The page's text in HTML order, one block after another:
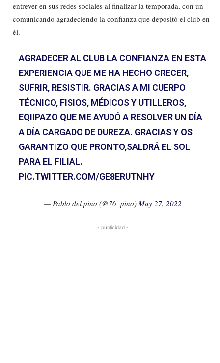
entrever en sus redes sociales al finalizar la temporada, con un
comunicando agradeciendo la confianza que depositó el club en
él.
AGRADECER AL CLUB LA CONFIANZA EN ESTA
EXPERIENCIA QUE ME HA HECHO CRECER,
SUFRIR, RESISTIR. GRACIAS A MI CUERPO
TÉCNICO, FISIOS, MÉDICOS Y UTILLEROS,
EQIIPAZO QUE ME AYUDÓ A RESOLVER UN DÍA
A DÍA CARGADO DE DUREZA. GRACIAS Y OS
GARANTIZO QUE PRONTO,SALDRÁ EL SOL
PARA EL FILIAL.
PIC.TWITTER.COM/GE8ERUTNHY
— Pablo del pino (@76_pino) May 27, 2022
- publicidad -